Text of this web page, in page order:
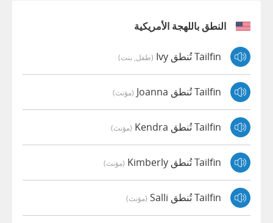
النطق باللهجة الأمريكية
Tailfin تُنطق Ivy (طفل, بنت)
Tailfin تُنطق Joanna (مؤنث)
Tailfin تُنطق Kendra (مؤنث)
Tailfin تُنطق Kimberly (مؤنث)
Tailfin تُنطق Salli (مؤنث)